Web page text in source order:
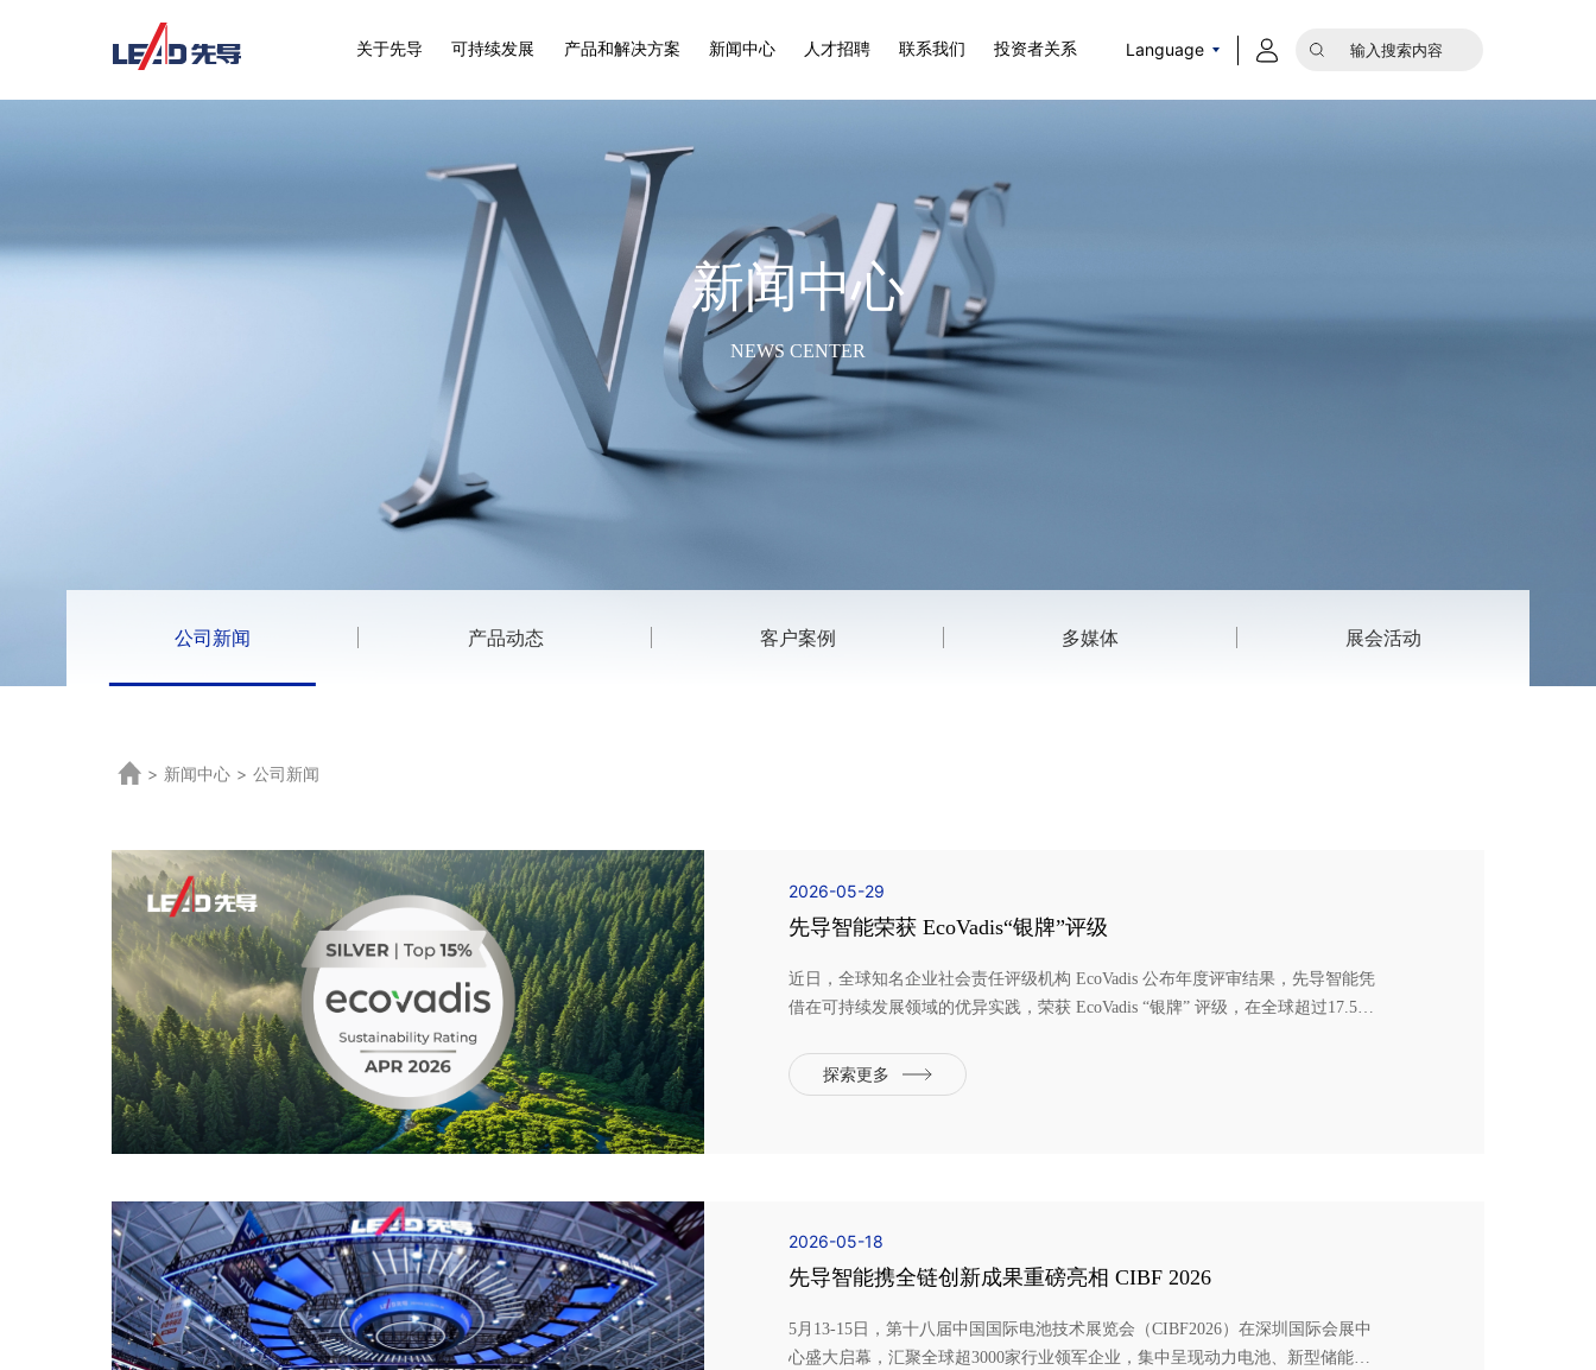
关于先导 可持续发展 产品和解决方案 新闻中心 人才招聘 联系我们 投资者关系 Language
新闻中心
NEWS CENTER
公司新闻 产品动态 客户案例 多媒体 展会活动
> 新闻中心 > 公司新闻
2026-05-29
先导智能荣获 EcoVadis“银牌”评级
近日，全球知名企业社会责任评级机构 EcoVadis 公布年度评审结果，先导智能凭
借在可持续发展领域的优异实践，荣获 EcoVadis “银牌” 评级，在全球超过17.5万
展评级机构之一，其评级覆盖全球超过180个国家和地区，从环境、劳工与人权、
商业道德及可...
探索更多
2026-05-18
先导智能携全链创新成果重磅亮相 CIBF 2026
5月13-15日，第十八届中国国际电池技术展览会（CIBF2026）在深圳国际会展中
心盛大启幕，汇聚全球超3000家行业领军企业，集中呈现动力电池、新型储能、